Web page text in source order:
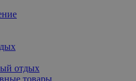
отдых
товары